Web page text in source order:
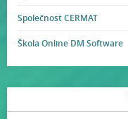
Společnost CERMAT
Škola Online DM Software